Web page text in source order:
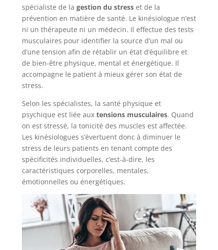
spécialiste de la gestion du stresset de la
prévention en matière de santé. Le kinésiologue n’est
ni un thérapeute ni un médecin. Il effectue des tests
musculaires pour identifier la source d’un mal ou
d’une tension afin de rétablir un état d’équilibre et
de bien-être physique, mental et énergétique. Il
accompagne le patient à mieux gérer son état de
stress.
Selon les spécialistes, la santé physique et
psychique est liée aux tensions musculaires. Quand
on est stressé, la tonicité des muscles est affectée.
Les kinésiologues s’évertuent donc à diminuer le
stress de leurs patients en tenant compte des
spécificités individuelles, c’est-à-dire, les
caractéristiques corporelles, mentales,
émotionnelles ou énergétiques.